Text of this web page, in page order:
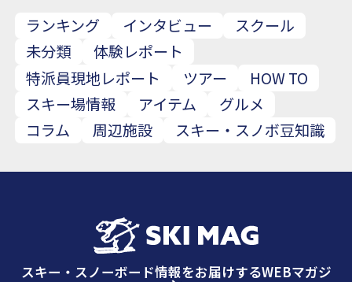
ランキング
インタビュー
スクール
未分類
体験レポート
特派員現地レポート
ツアー
HOW TO
スキー場情報
アイテム
グルメ
コラム
周辺施設 スキー・スノボ豆知識
スキー・スノーボード情報をお届けするWEBマガジ